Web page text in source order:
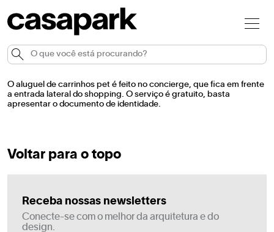
O aluguel de carrinhos pet é feito no concierge, que fica em frente
a entrada lateral do shopping. O serviço é gratuito, basta
apresentar o documento de identidade.
Voltar para o topo
Receba nossas newsletters
Conecte-se com o melhor da arquitetura e do
design.